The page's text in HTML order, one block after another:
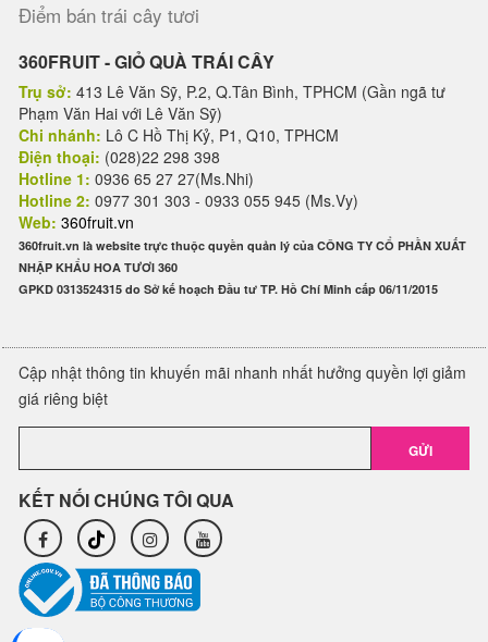
Điểm bán trái cây tươi
360FRUIT - GIỎ QUÀ TRÁI CÂY
Trụ sở: 413 Lê Văn Sỹ, P.2, Q.Tân Bình, TPHCM (Gần ngã tư
Phạm Văn Hai với Lê Văn Sỹ)
Chi nhánh: Lô C Hồ Thị Kỷ, P1, Q10, TPHCM
Điện thoại: (028)22 298 398
Hotline 1: 0936 65 27 27(Ms.Nhi)
Hotline 2: 0977 301 303 - 0933 055 945 (Ms.Vy)
Web: 360fruit.vn
360fruit.vn là website trực thuộc quyền quản lý của CÔNG TY CỔ PHẦN XUẤT
NHẬP KHẨU HOA TƯƠI 360
GPKD 0313524315 do Sở kế hoạch Đầu tư TP. Hồ Chí Minh cấp 06/11/2015
Cập nhật thông tin khuyến mãi nhanh nhất hưởng quyền lợi giảm
giá riêng biệt
GỬI
KẾT NỐI CHÚNG TÔI QUA